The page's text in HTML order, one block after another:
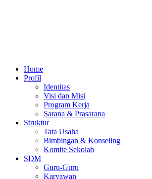
Home
Profil
Identitas
Visi dan Misi
Program Kerja
Sarana & Prasarana
Struktur
Tata Usaha
Bimbingan & Konseling
Komite Sekolah
SDM
Guru-Guru
Karyawan